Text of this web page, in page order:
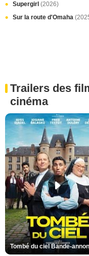
Supergirl (2026)
Sur la route d'Omaha
Trailers des
cinéma
Tombé du ciel Bande-